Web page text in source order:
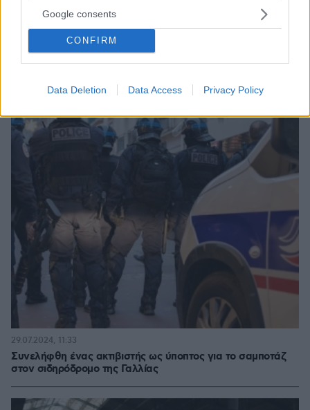
Google consents
CONFIRM
Data Deletion Data Access Privacy Policy
Σχετικά Άρθρα
Συνελήφθη ένας ακτιβιστής ως ύποπτος για το σαμποτάζ
στον σιδηρόδρομο της Γαλλίας
29.07.2024, 11:33